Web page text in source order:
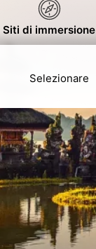
Siti di immersione